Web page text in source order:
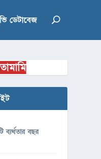
ডেটাবেজ
ব্যর্থতার বছর